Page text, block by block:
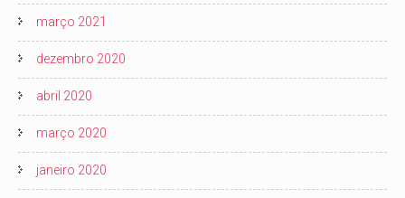
março 2021
dezembro 2020
abril 2020
março 2020
janeiro 2020